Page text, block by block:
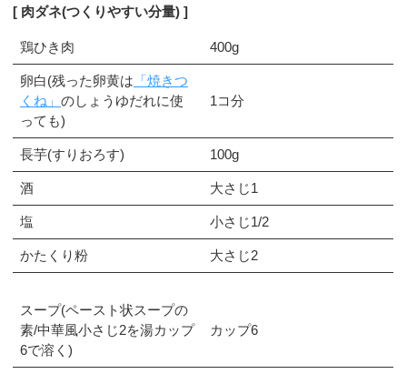
肉ダネ(つくりやすい分量)
鶏ひき肉 400g
卵白(残った卵黄は 「焼きつ
くね」 のしょうゆだれに使
っても)
1コ分
長芋(すりおろす) 100g
酒 大さじ1
塩 小さじ1/2
かたくり粉 大さじ2
スープ(ペースト状スープの
素/中華風小さじ2を湯カップ
6で溶く)
カップ6